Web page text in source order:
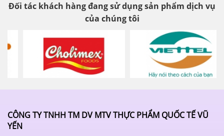
Đối tác khách hàng đang sử dụng sản phẩm dịch vụ
của chúng tôi
CÔNG TY TNHH TM DV MTV THỰC PHẨM QUỐC TẾ VŨ
YẾN